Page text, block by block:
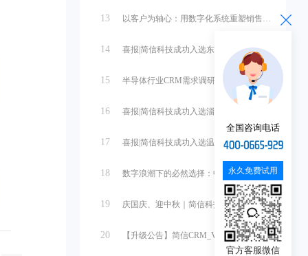
13 以客户为轴心：用数字化系统重塑销售管...
14 喜报|简信科技成功入选东营市中小企业...
15 半导体行业CRM需求调研与系统设计
16 喜报|简信科技成功入选淄博市中小企业...
17 喜报|简信科技成功入选温州市第一批中...
18 数字浪潮下的必然选择：中小微企业管理...
19 庆国庆、迎中秋｜简信科技2025国庆...
20 【升级公告】简信CRM_V4.7.5...
全国咨询电话
永久免费试用
官方客服微信